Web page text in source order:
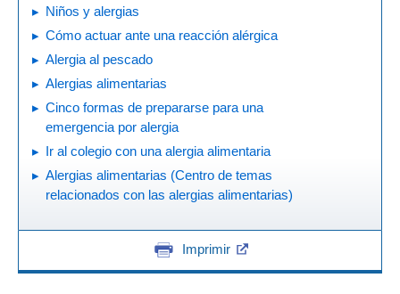
Niños y alergias
Cómo actuar ante una reacción alérgica
Alergia al pescado
Alergias alimentarias
Cinco formas de prepararse para una
emergencia por alergia
Ir al colegio con una alergia alimentaria
Alergias alimentarias (Centro de temas
relacionados con las alergias alimentarias)
Imprimir